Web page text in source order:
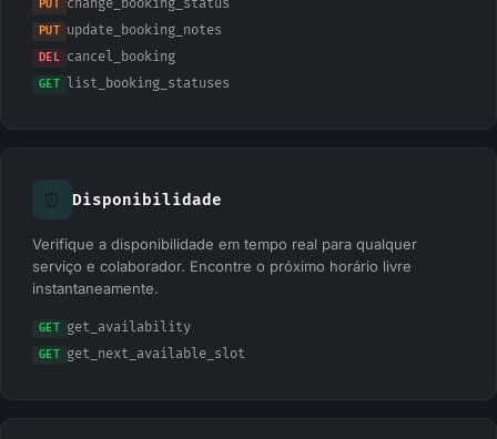
PUT change_booking_status
PUT update_booking_notes
DEL cancel_booking
GET list_booking_statuses
⏰ Disponibilidade
Verifique a disponibilidade em tempo real para qualquer
serviço e colaborador. Encontre o próximo horário livre
instantaneamente.
GET get_availability
GET get_next_available_slot